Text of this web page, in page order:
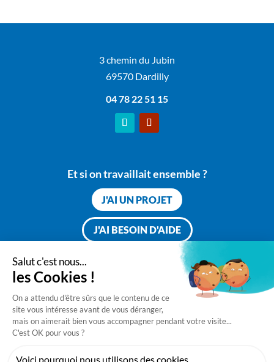
3 chemin du Jubin
69570 Dardilly
04 78 22 51 15
Et si on travaillait ensemble ?
J'AI UN PROJET
J'AI BESOIN D'AIDE
Politique de confidentialité
Nos services
Développement informatique